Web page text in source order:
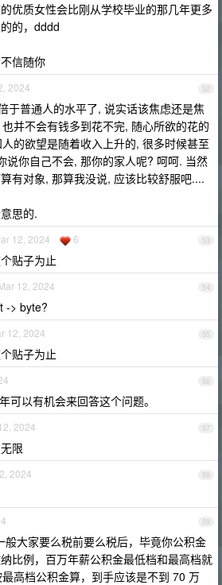
优质女性会比刚从学校毕业的那几年更多
的，dddd
信随你
52
2024
于普通人的水平了, 说实话该焦虑还是焦
并不会有钱多到花不完, 随心所欲的花的
的欲望是随着收入上升的, 很多时候甚至
说你自己不会, 那你的家人呢? 呵呵. 当然
有对象, 那算我没说, 应该比较舒服吧....
思的.
53
12, 2024 6
贴子为止
54
12, 2024
-> byte?
55
12, 2024
贴子为止
56
可以有机会来回答这个问题。
57
2024
限
58
2024
59
般大家要么税前要么税后，毕竟你公积金
比例，百万年薪公积金最低档和最高档就
高档公积金算，到手应该是不到 70 万